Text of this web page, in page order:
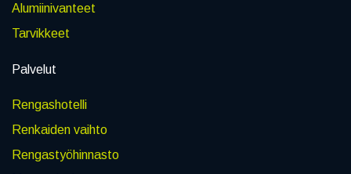
Alumiinivanteet
Tarvikkeet
Palvelut
Rengashotelli
Renkaiden vaihto
Rengastyöhinnasto